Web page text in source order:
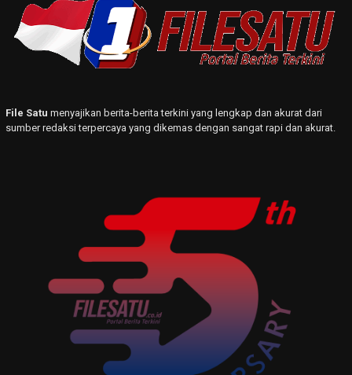
File Satu menyajikan berita-berita terkini yang lengkap dan akurat dari
sumber redaksi terpercaya yang dikemas dengan sangat rapi dan akurat.